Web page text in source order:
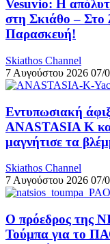
Vesuvio: Η
στη Σκιάθο – Στο
Παρασκευή!
Skiathos Channel
7 Αυγούστου 2026 07/
Εντυπωσιακή
ANASTASIA K
μαγνήτισε τα
Skiathos Channel
7 Αυγούστου 2026 07/
Ο πρόεδρος της
Τούμπα για το